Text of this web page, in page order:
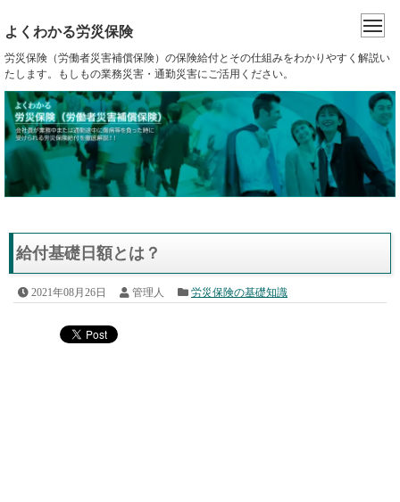
よくわかる労災保険
労災保険（労働者災害補償保険）の保険給付とその仕組みをわかりやすく解説い
たします。もしもの業務災害・通勤災害にご活用ください。
給付基礎日額とは？
2021年08月26日 管理人 労災保険の基礎知識